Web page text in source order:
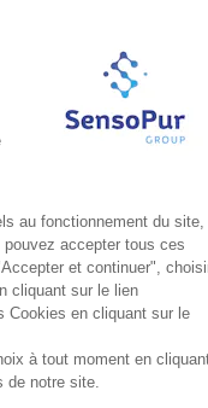
?
nous !
du Lundi au